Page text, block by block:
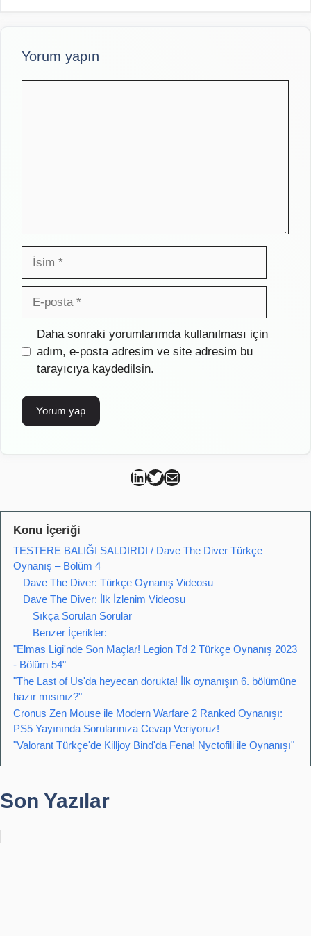
Yorum yapın
İsim
posta
İnternet
sitesi
Daha sonraki yorumlarımda kullanılması için
adım, e-posta adresim ve site adresim bu
tarayıcıya kaydedilsin.
Can Kütahya Linkedin
Can Kütahya Twitter
Can Kütahya Mail
Konu İçeriği
TESTERE BALIĞI SALDIRDI / Dave The Diver Türkçe
Oynanış – Bölüm 4
Dave The Diver: Türkçe Oynanış Videosu
Dave The Diver: İlk İzlenim Videosu
Sıkça Sorulan Sorular
Benzer İçerikler:
"Elmas Ligi'nde Son Maçlar! Legion Td 2 Türkçe Oynanış 2023
- Bölüm 54"
"The Last of Us'da heyecan dorukta! İlk oynanışın 6. bölümüne
hazır mısınız?"
Cronus Zen Mouse ile Modern Warfare 2 Ranked Oynanışı:
PS5 Yayınında Sorularınıza Cevap Veriyoruz!
"Valorant Türkçe'de Killjoy Bind'da Fena! Nyctofili ile Oynanışı"
Son Yazılar